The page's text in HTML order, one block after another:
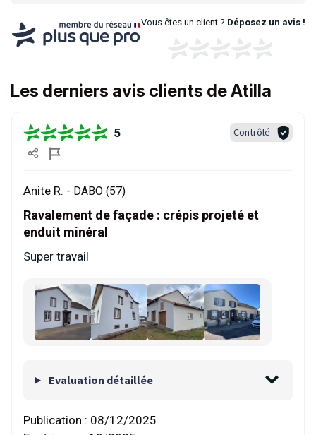
Vous êtes un client ? Déposez un avis !
Les derniers avis clients de Atilla
5 Contrôlé
Anite R. - DABO (57)
Ravalement de façade : crépis projeté et
enduit minéral
Super travail
Evaluation détaillée
Publication : 08/12/2025